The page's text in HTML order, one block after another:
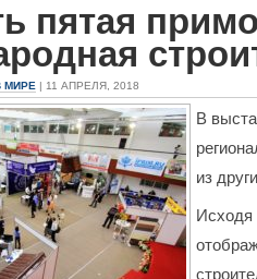
пятая
МИРЕ | 11 АПРЕЛЯ, 2018
В
из